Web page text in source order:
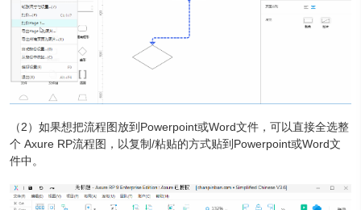
（2）如果想把流程图放到Powerpoint或Word文件，可以直接全选整
个 Axure RP流程图，以复制/粘贴的方式贴到Powerpoint或Word文
件中。